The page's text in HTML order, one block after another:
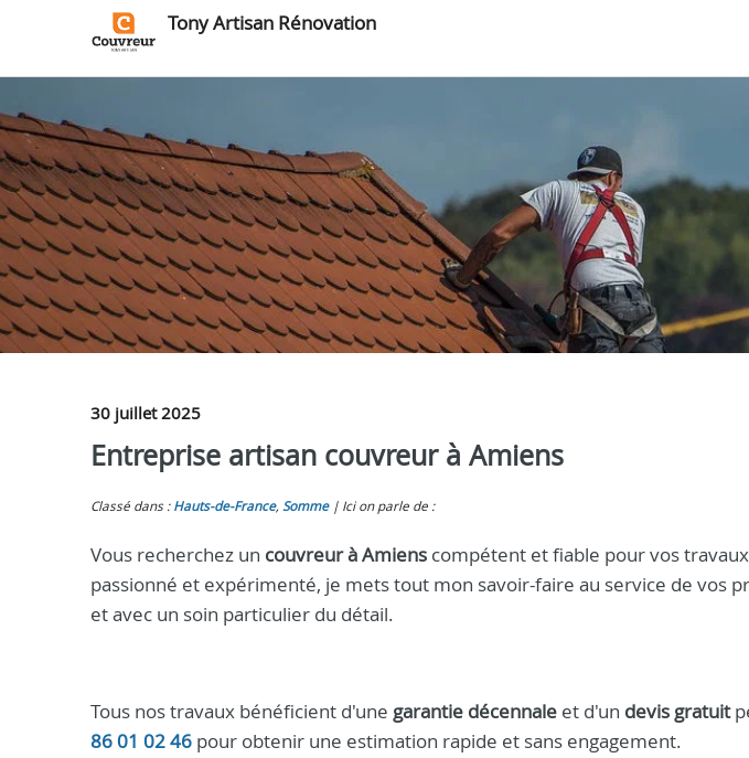
Tony Artisan Rénovation
30 juillet 2025
Entreprise artisan couvreur à Amiens
Classé dans : Hauts-de-France, Somme Ici on parle de :
Vous recherchez un couvreur à Amiens compétent et fiable pour vos
passionné et expérimenté, je mets tout mon savoir-faire au service de vos
et avec un soin particulier du détail.
Tous nos travaux bénéficient d'une garantie décennale et d'un devis gratuit
86 01 02 46 pour obtenir une estimation rapide et sans engagement.